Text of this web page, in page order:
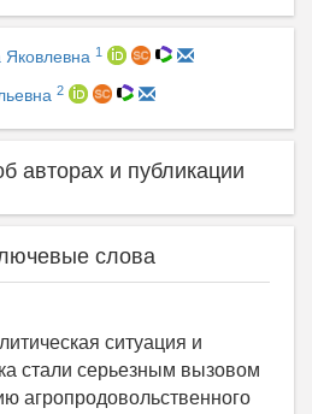
1
2
авторах и публикации
слова
ситуация и
стали серьезным вызовом
агропродовольственного